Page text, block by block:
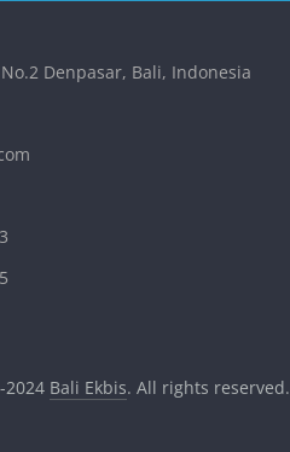
Denpasar, Bali, Indonesia
Bali Ekbis. All rights reserved.